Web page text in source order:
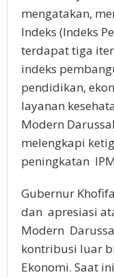
mengatakan,
Indeks (Indeks
terdapat tiga
indeks
pendidikan,
layanan
Modern
melengkapi
peningkatan
Gubernur
dan apresiasi
Modern
kontribusi luar
Ekonomi. Saat